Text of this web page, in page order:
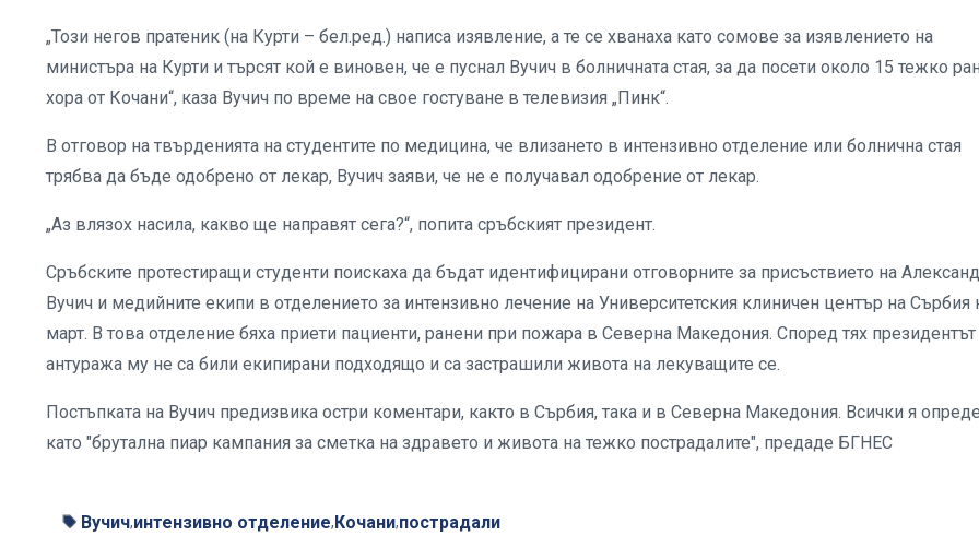
„Този негов пратеник (на Курти – бел.ред.) написа изявление, а те се хванаха като сомове за изявлението на
министъра на Курти и търсят кой е виновен, че е пуснал Вучич в болничната стая, за да посети около 15 тежко
хора от Кочани“, каза Вучич по време на свое гостуване в телевизия „Пинк“.
В отговор на твърденията на студентите по медицина, че влизането в интензивно отделение или болнична стая
трябва да бъде одобрено от лекар, Вучич заяви, че не е получавал одобрение от лекар.
„Аз влязох насила, какво ще направят сега?“, попита сръбският президент.
Сръбските протестиращи студенти поискаха да бъдат идентифицирани отговорните за присъствието на
Вучич и медийните екипи в отделението за интензивно лечение на Университетския клиничен център на Сърбия
март. В това отделение бяха приети пациенти, ранени при пожара в Северна Македония. Според тях президентът
антуража му не са били екипирани подходящо и са застрашили живота на лекуващите се.
Постъпката на Вучич предизвика остри коментари, както в Сърбия, така и в Северна Македония. Всички я
като "брутална пиар кампания за сметка на здравето и живота на тежко пострадалите", предаде БГНЕС
Вучич,интензивно отделение,Кочани,пострадали